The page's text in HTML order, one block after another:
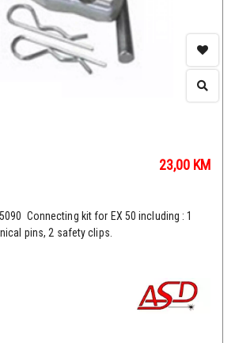
23,00 KM
Connecting kit for EX 50 including : 1
pins, 2 safety clips.